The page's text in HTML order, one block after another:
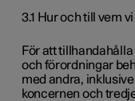
3.1 Hur och till vem
För att
och förordningar
med andra,
koncernen och